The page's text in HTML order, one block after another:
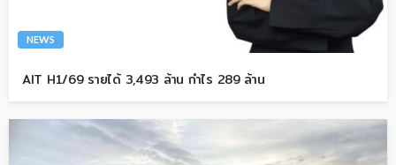
NEWS
AIT H1/69 รายได้ 3,493 ล้าน กำไร 289 ล้าน